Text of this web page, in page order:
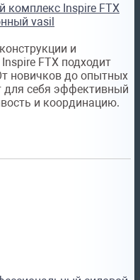
комплекс Inspire FTX
vasil
и
FTX подходит
новичков до опытных
себя эффективный
и координацию.